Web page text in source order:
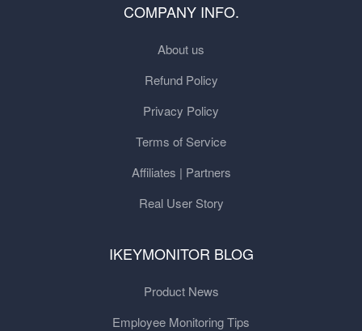
COMPANY INFO.
About us
Refund Policy
Privacy Policy
Terms of Service
Affiliates | Partners
Real User Story
IKEYMONITOR BLOG
Product News
Employee Monitoring Tips